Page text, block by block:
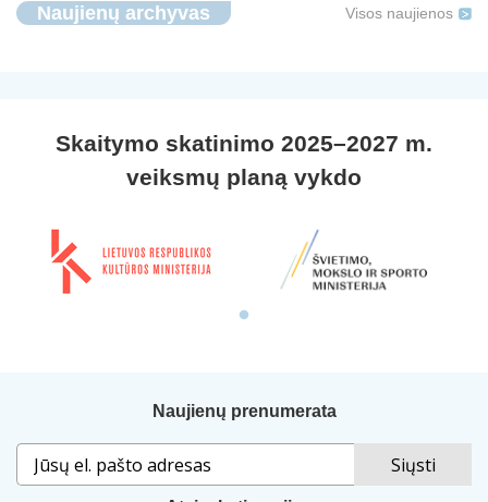
Naujienų archyvas Visos naujienos
Skaitymo skatinimo 2025–2027 m.
veiksmų planą vykdo
Naujienų prenumerata